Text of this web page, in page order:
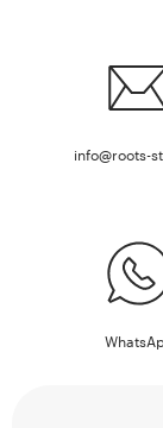
info@roots-